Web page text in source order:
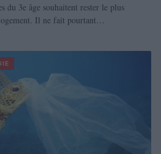
du 3e âge souhaitent rester le plus
Il ne fait pourtant…